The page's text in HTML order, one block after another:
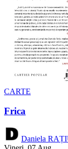
CARTE
Frica
Daniela